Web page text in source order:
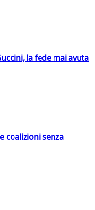
la fede mai avuta
coalizioni senza